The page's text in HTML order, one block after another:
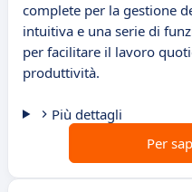
complete per la gestione
intuitiva e una serie di
per facilitare il lavoro
produttività.
Più dettagli
Per